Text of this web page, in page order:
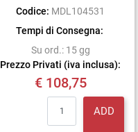
Codice: MDL104531
Tempi di Consegna:
Su ord.: 15 gg
Prezzo Privati (iva inclusa):
€ 108,75
ADD